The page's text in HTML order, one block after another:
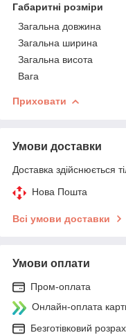
Габаритні розміри
Загальна довжина
Загальна ширина
Загальна висота
Вага
Приховати
Умови доставки
Доставка здійснюється
Нова Пошта
Всі умови доставки
Умови оплати
Пром-оплата
Онлайн-оплата
Безготівковий